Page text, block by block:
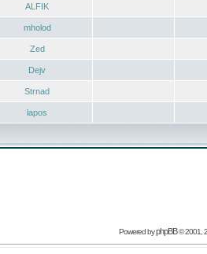
ALFIK
mholod
Zed
Dejv
Strnad
lapos
Powered byphpBB© 2001,